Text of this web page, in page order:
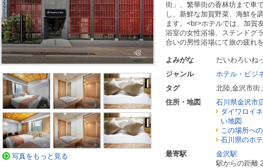
街」、繁華街の香林坊まで車
し、新鮮な加賀野菜、海鮮を
ます。<br>ホテルでは、加賀
浴室の女性浴場、ステンドグ
合いの男性浴場にて旅の疲れ
よみがな
だいわろいね
ジャンル
ホテル・ビジ
タグ
北陸,金沢市街,
住所・地図
石川県金沢市
ダイワロイ
い地図
この場所へ
石川県のホ
最寄駅
金沢駅
駅からの距離
写真をもっと見る